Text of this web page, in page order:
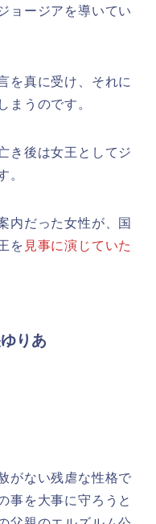
ョージアを導いてい
を真に受け、それに
まうのです。
き後は女王としてジ
。
内だった女性が、国
を 見事に演じていた
りあ
がない残虐な性格で
事を大事に守ろうと